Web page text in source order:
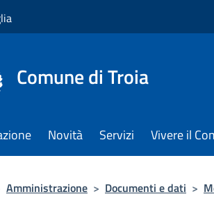
Comune di Troia
Novità Servizi Vivere il
Amministrazione > Documenti e dati >